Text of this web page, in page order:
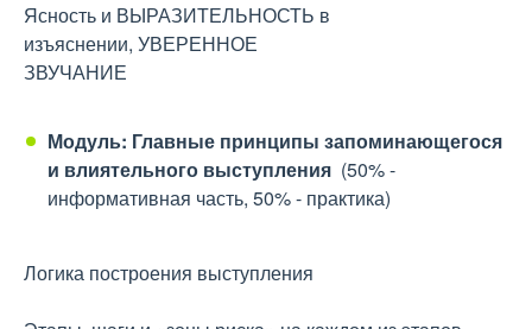
Ясность и ВЫРАЗИТЕЛЬНОСТЬ в
изъяснении, УВЕРЕННОЕ
ЗВУЧАНИЕ
Модуль: Главные принципы запоминающегося
и влиятельного выступления (50% -
информативная часть, 50% - практика)
Логика построения выступления